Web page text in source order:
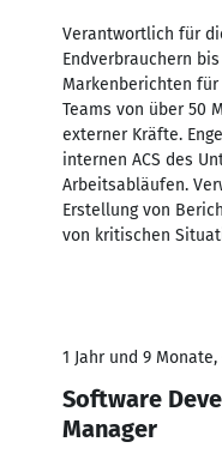
Verantwortlich für
Endverbrauchern
Markenberichten
Teams von über 50
externer Kräfte.
internen ACS des
Arbeitsabläufen.
Erstellung von
von kritischen
1 Jahr und 9 Monate,
Software
Manager